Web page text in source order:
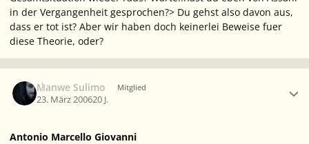
in der Vergangenheit gesprochen?> Du gehst also davon aus,
dass er tot ist? Aber wir haben doch keinerlei Beweise fuer
diese Theorie, oder?
Manwe Sulimo Mitglied
23. März 200620 J.
Antonio Marcello Giovanni